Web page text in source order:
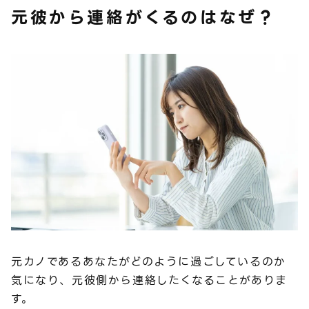
元彼から連絡がくるのはなぜ？
元カノであるあなたがどのように過ごしているのか
気になり、元彼側から連絡したくなることがありま
す。